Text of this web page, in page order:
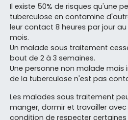
Il existe 50% de risques qu'une
tuberculose en contamine
leur contact 8 heures par jour
mois.
Un malade sous traitement
bout de 2 à 3 semaines.
Une personne non malade mais
de la tuberculose n'est pas
Les malades sous traitement
manger, dormir et travailler
condition de respecter